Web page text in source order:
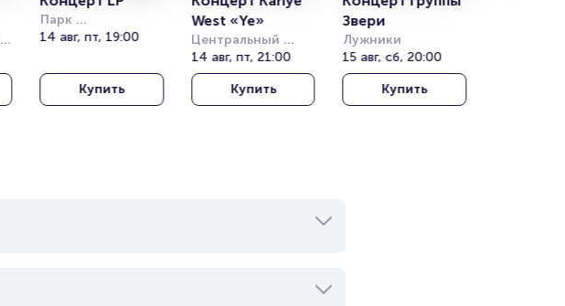
Парк
Кучукчифтлик
14 авг, пт, 19:00
Купить
West «Ye»
Центральный
стадион Алматы
14 авг, пт, 21:00
Купить
Звери
Лужники
15 авг, сб, 20:00
Купить